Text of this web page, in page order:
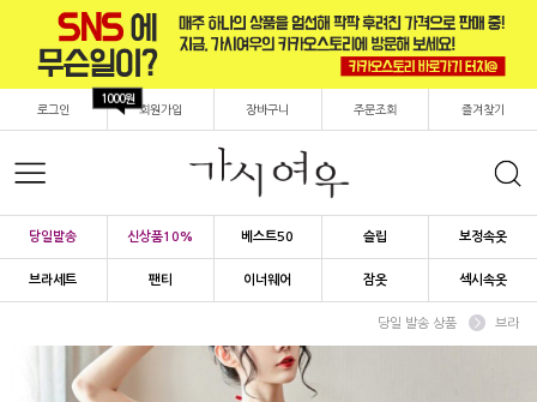
로그인 회원가입
1000원
장바구니 주문조회 즐겨찾기
당일발송 신상품10% 베스트50 슬립 보정속옷
브라세트 팬티 이너웨어 잠옷 섹시속옷
당일 발송 상품 브라